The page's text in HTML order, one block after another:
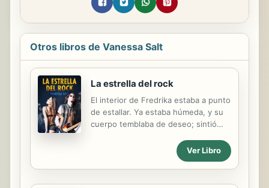
Otros libros de Vanessa Salt
La estrella del rock
El interior de Fredrika estaba a punto
de estallar. Ya estaba húmeda, y su
cuerpo temblaba de deseo; sintió
Simplemente el hecho de verlo así...
sentado, con sus ajustados
pantalones de cuero, con el pelo
suelto y el torso desnudo. Tenía el
Ver Libro